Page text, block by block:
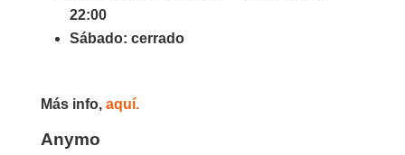
22:00
Sábado: cerrado
Más info, aquí.
Anymo